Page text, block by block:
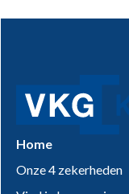
Home
Onze 4 zekerheden